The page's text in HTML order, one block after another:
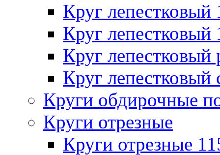
Круг
Круг
Круг лепестковый
Круг лепестковый
Круги обдирочные
Круги отрезные
Круги отрезные